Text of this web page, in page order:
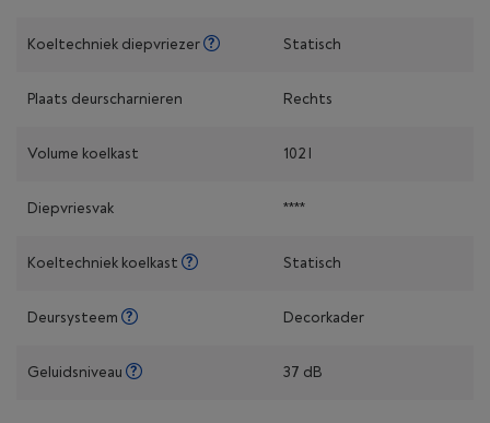
Koeltechniek diepvriezer Statisch
Plaats deurscharnieren Rechts
Volume koelkast 102 l
Diepvriesvak ****
Koeltechniek koelkast Statisch
Deursysteem Decorkader
Geluidsniveau 37 dB